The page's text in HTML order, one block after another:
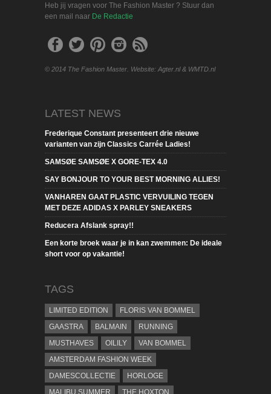
Heb jij vragen voor The Fashion Master ? Stuur dan
een mail naar De Redactie
© 2014 The Fashion Master. Website: Agter.nl & WMTD.nl
LATEST NEWS
Frederique Constant presenteert drie nieuwe
varianten van zijn Classics Carrée Ladies!
SAMSØE SAMSØE X GORE-TEX 4.0
SAY BONJOUR TO YOUR BEST MORNING ALLIES!
VANHAREN GAAT PLASTIC VERVUILING TEGEN
MET DEZE ADIDAS X PARLEY SNEAKERS
Reducera Afslank spray!!
Een korte broek waar je in kan zwemmen: De ideale
short voor op vakantie!
TAGS
LIMITED EDITION
FLORIS VAN BOMMEL
GAASTRA
BALMAIN
RUNNING
MUSTHAVES
OILILY
VAN BOMMEL
AMSTERDAM FASHION WEEK
DAMESCOLLECTIE
HORLOGE
MALIBU SUMMER
THE HOXTON